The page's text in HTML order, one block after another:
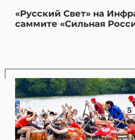
«Русский Свет» на
саммите «Сильная